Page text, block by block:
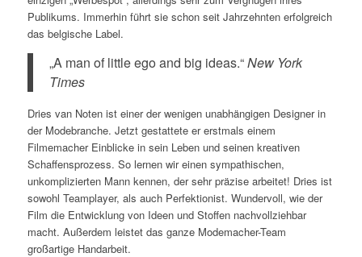
Publikums. Immerhin führt sie schon seit Jahrzehnten erfolgreich
das belgische Label.
„A man of little ego and big ideas.“New York
Times
Dries van Noten ist einer der wenigen unabhängigen Designer in
der Modebranche. Jetzt gestattete er erstmals einem
Filmemacher Einblicke in sein Leben und seinen kreativen
Schaffensprozess. So lernen wir einen sympathischen,
unkomplizierten Mann kennen, der sehr präzise arbeitet! Dries ist
sowohl Teamplayer, als auch Perfektionist. Wundervoll, wie der
Film die Entwicklung von Ideen und Stoffen nachvollziehbar
macht. Außerdem leistet das ganze Modemacher-Team
großartige Handarbeit.